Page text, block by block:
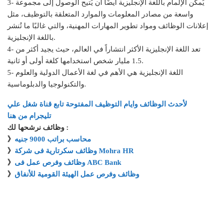
3- يُمكن الإلمام باللغة الإنجليزية أيضًا أن يُتيح الوصول إلى مجموعة
واسعة من مصادر المعلومات والموارد المتعلقة بالتوظيف، مثل
إعلانات الوظائف ومواد تطوير المهارات المهنية، والتي غالبًا ما تُنشر
باللغة الإنجليزية.
4- تعد اللغة الإنجليزية الأكثر انتشاراً في العالم، حيث يجيد أكثر من
1.5 مليار شخص استخدامها كلغة أولى أو ثانية.
5- اللغة الإنجليزية هي الأهم في لغة الأعمال الدولية والعلوم
والتكنولوجيا والدبلوماسية.
لأحدث الوظائف وايام التوظيف المفتوحة تابع قناة شغل علي
تليجرام من هنا
وظائف نرشحها لك :
》
محاسب براتب 9000 جنيه
》
وظائف سكرتارية فى شركة Mohra HR
》
وظائف وفرص عمل فى ABC Bank
》 وظائف وفرص عمل الهيئة القومية للأنفاق